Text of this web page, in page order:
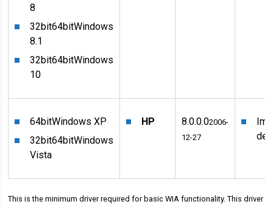
8
32bit64bitWindows
8.1
32bit64bitWindows
10
64bitWindows XP
32bit64bitWindows
Vista
HP 8.0.0.02006-
12-27
This is the minimum driver required for basic WIA functionality. This driver